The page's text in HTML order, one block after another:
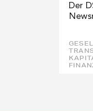
Der